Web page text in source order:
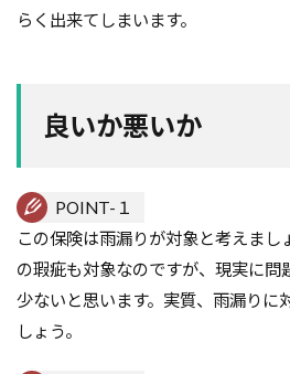
らく出来てしまいます。
良いか悪いか
POINT-１
この保険は雨漏りが対象と考えまし
の瑕疵も対象なのですが、現実に問
少ないと思います。実質、雨漏りに
しょう。